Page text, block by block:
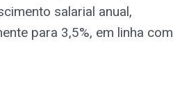
salarial anual,
para 3,5%, em linha com